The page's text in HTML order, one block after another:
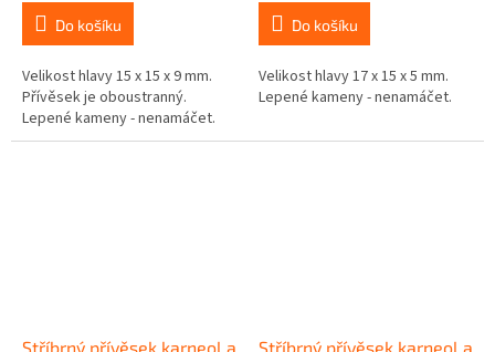
Do košíku
Velikost hlavy 15 x 15 x 9 mm.
Přívěsek je oboustranný.
Lepené kameny - nenamáčet.
Do košíku
Velikost hlavy 17 x 15 x 5 mm.
Lepené kameny - nenamáčet.
Stříbrný přívěsek karneol a
Stříbrný přívěsek karneol a